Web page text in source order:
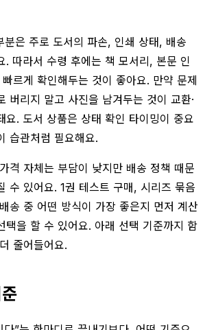
은 주로 도서의 파손, 인쇄 상태, 배송
. 따라서 수령 후에는 책 모서리, 본문 인
르게 확인해두는 것이 좋아요. 만약 문제
버리지 말고 사진을 남겨두는 것이 교환·
요. 도서 상품은 상태 확인 타이밍이 중요
습관처럼 필요해요.
격 자체는 부담이 낮지만 배송 정책 때문
수 있어요. 1권 테스트 구매, 시리즈 묶음
송 중 어떤 방식이 가장 좋은지 먼저 계산
택을 할 수 있어요. 아래 선택 기준까지 함
줄어들어요.